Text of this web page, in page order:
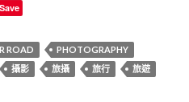
Save
ROAD
PHOTOGRAPHY
攝影 旅攝 旅行
旅遊